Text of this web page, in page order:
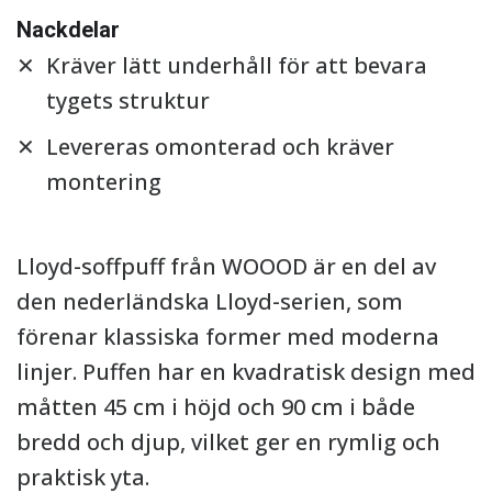
Lloyd-soffpuff från WOOOD är en del av
den nederländska Lloyd-serien, som
förenar klassiska former med moderna
linjer. Puffen har en kvadratisk design med
måtten 45 cm i höjd och 90 cm i både
bredd och djup, vilket ger en rymlig och
praktisk yta.
Nackdelar
Kräver lätt underhåll för att bevara
tygets struktur
Levereras omonterad och kräver
montering